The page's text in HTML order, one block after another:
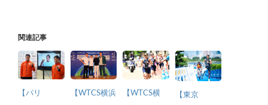
関連記事
【パリ 【WTCS横浜 【WTCS横 【東京